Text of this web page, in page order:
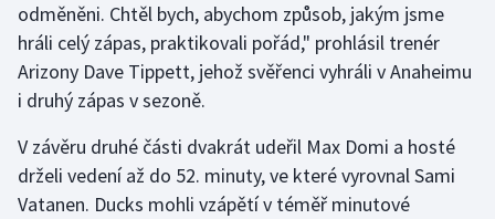
Lezení
Lyže a snowboard
Moderní pětiboj
Motorsport
odměněni. Chtěl bych, abychom způsob, jakým jsme
hráli celý zápas, praktikovali pořád," prohlásil trenér
Arizony Dave Tippett, jehož svěřenci vyhráli v Anaheimu
i druhý zápas v sezoně.
V závěru druhé části dvakrát udeřil Max Domi a hosté
drželi vedení až do 52. minuty, ve které vyrovnal Sami
Vatanen. Ducks mohli vzápětí v téměř minutové